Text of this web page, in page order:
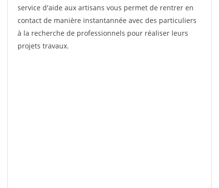
service d'aide aux artisans vous permet de rentrer en
contact de manière instantannée avec des particuliers
à la recherche de professionnels pour réaliser leurs
projets travaux.